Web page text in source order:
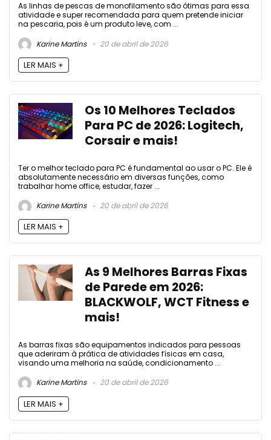
As linhas de pescas de monofilamento são ótimas para essa
atividade e super recomendada para quem pretende iniciar
na pescaria, pois é um produto leve, com ...
Karine Martins
20 de abril de 2026
LER MAIS +
Os 10 Melhores Teclados
Para PC de 2026: Logitech,
Corsair e mais!
Ter o melhor teclado para PC é fundamental ao usar o PC. Ele é
absolutamente necessário em diversas funções, como
trabalhar home office, estudar, fazer ...
Karine Martins
20 de abril de 2026
LER MAIS +
As 9 Melhores Barras Fixas
de Parede em 2026:
BLACKWOLF, WCT Fitness e
mais!
As barras fixas são equipamentos indicados para pessoas
que aderiram à prática de atividades físicas em casa,
visando uma melhoria na saúde, condicionamento ...
Karine Martins
20 de abril de 2026
LER MAIS +